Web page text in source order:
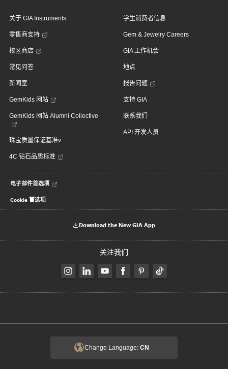
关于 GIA Instruments
零售商支持
校区商店
常见问答
新闻室
GemKids 网站
GemKids 网站 Alumni Collective
珠宝质量保证基准v
4C 钻石品质标准
学生消费者信息
Gem & Jewelry Careers
GIA 工作机会
地点
报告问题
支持 GIA
联系我们
API 开发人员
电子邮件首选项
Cookie 首选项
Download the New GIA App
关注我们
Change Language: CN